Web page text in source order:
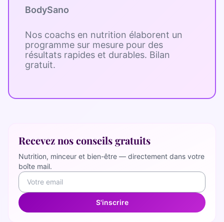
BodySano
Nos coachs en nutrition élaborent un
programme sur mesure pour des
résultats rapides et durables. Bilan
gratuit.
Recevez nos conseils gratuits
Nutrition, minceur et bien-être — directement dans votre
boîte mail.
S'inscrire